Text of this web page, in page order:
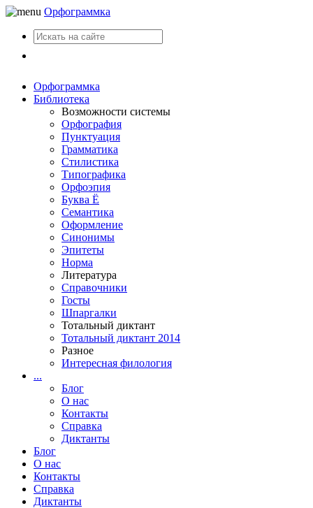
Орфограммка
Орфограммка
Библиотека
Возможности системы
Орфография
Пунктуация
Грамматика
Стилистика
Типографика
Орфоэпия
Буква Ё
Семантика
Оформление
Синонимы
Эпитеты
Норма
Литература
Справочники
Госты
Шпаргалки
Тотальный диктант
Тотальный диктант 2014
Разное
Интересная филология
...
Блог
О нас
Контакты
Справка
Диктанты
Блог
О нас
Контакты
Справка
Диктанты